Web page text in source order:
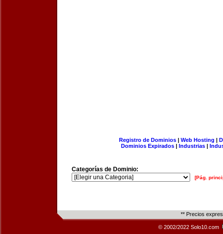
Registro de Dominios| Web Hosting |
Dominios Expirados | Industrias |
Categorías de Dominio:
[Pág.
** Precios
© 2002/2022 Solo10.com